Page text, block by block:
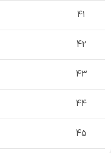
41
42
43
44
45